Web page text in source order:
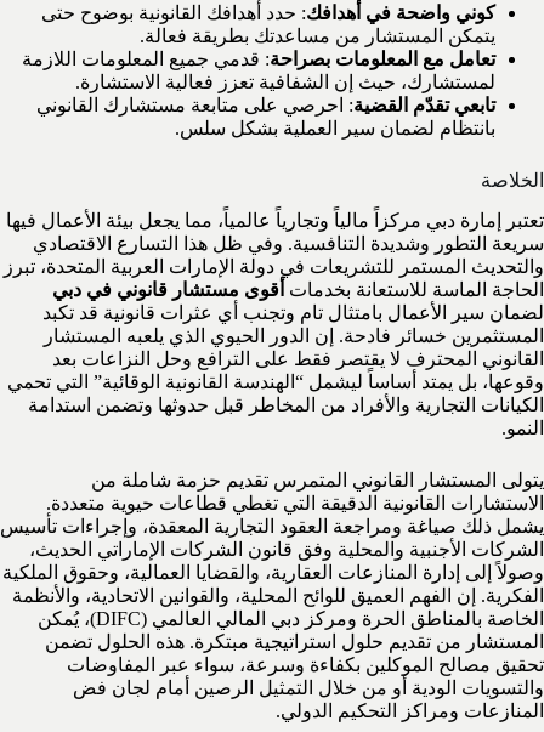
كوني واضحة في أهدافك: حدد أهدافك القانونية بوضوح حتى
يتمكن المستشار من مساعدتك بطريقة فعالة.
تعامل مع المعلومات بصراحة: قدمي جميع المعلومات اللازمة
لمستشارك، حيث إن الشفافية تعزز فعالية الاستشارة.
تابعي تقدّم القضية: احرصي على متابعة مستشارك القانوني
بانتظام لضمان سير العملية بشكل سلس.
الخلاصة
تعتبر إمارة دبي مركزاً مالياً وتجارياً عالمياً، مما يجعل بيئة الأعمال فيها
سريعة التطور وشديدة التنافسية. وفي ظل هذا التسارع الاقتصادي
والتحديث المستمر للتشريعات في دولة الإمارات العربية المتحدة، تبرز
الحاجة الماسة للاستعانة بخدمات أقوى مستشار قانوني في دبي
لضمان سير الأعمال بامتثال تام وتجنب أي عثرات قانونية قد تكبد
المستثمرين خسائر فادحة. إن الدور الحيوي الذي يلعبه المستشار
القانوني المحترف لا يقتصر فقط على الترافع وحل النزاعات بعد
وقوعها، بل يمتد أساساً ليشمل “الهندسة القانونية الوقائية” التي تحمي
الكيانات التجارية والأفراد من المخاطر قبل حدوثها وتضمن استدامة
النمو.
يتولى المستشار القانوني المتمرس تقديم حزمة شاملة من
الاستشارات القانونية الدقيقة التي تغطي قطاعات حيوية متعددة.
يشمل ذلك صياغة ومراجعة العقود التجارية المعقدة، وإجراءات تأسيس
الشركات الأجنبية والمحلية وفق قانون الشركات الإماراتي الحديث،
وصولاً إلى إدارة المنازعات العقارية، والقضايا العمالية، وحقوق الملكية
الفكرية. إن الفهم العميق للوائح المحلية، والقوانين الاتحادية، والأنظمة
الخاصة بالمناطق الحرة ومركز دبي المالي العالمي (DIFC)، يُمكن
المستشار من تقديم حلول استراتيجية مبتكرة. هذه الحلول تضمن
تحقيق مصالح الموكلين بكفاءة وسرعة، سواء عبر المفاوضات
والتسويات الودية أو من خلال التمثيل الرصين أمام لجان فض
المنازعات ومراكز التحكيم الدولي.